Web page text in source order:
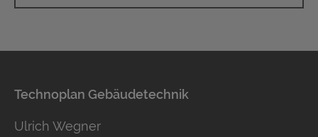
Technoplan Gebäudetechnik
Ulrich Wegner